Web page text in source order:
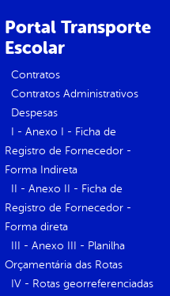
Portal Transporte
Escolar
Contratos
Contratos Administrativos
Despesas
I - Anexo I - Ficha de
Registro de Fornecedor -
Forma Indireta
II - Anexo II - Ficha de
Registro de Fornecedor -
Forma direta
III - Anexo III - Planilha
Orçamentária das Rotas
IV - Rotas georreferenciadas